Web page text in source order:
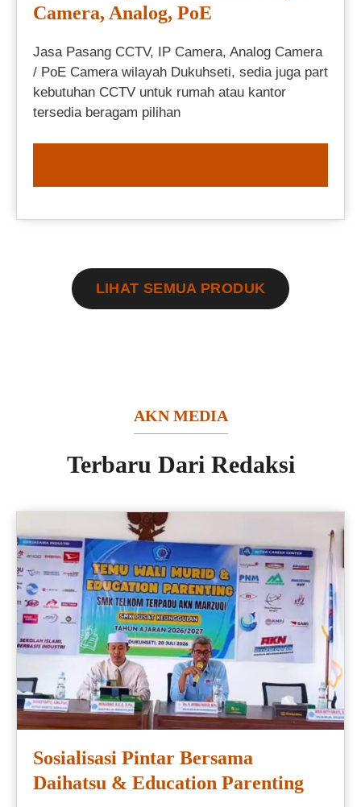
Camera, Analog, PoE
Jasa Pasang CCTV, IP Camera, Analog Camera
/ PoE Camera wilayah Dukuhseti, sedia juga part
kebutuhan CCTV untuk rumah atau kantor
tersedia beragam pilihan
LIHAT SEMUA PRODUK
AKN MEDIA
Terbaru Dari Redaksi
Sosialisasi Pintar Bersama
Daihatsu & Education Parenting